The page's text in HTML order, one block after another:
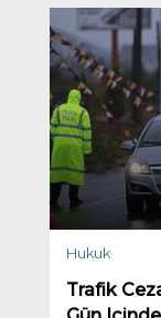
Hukuk
Trafik